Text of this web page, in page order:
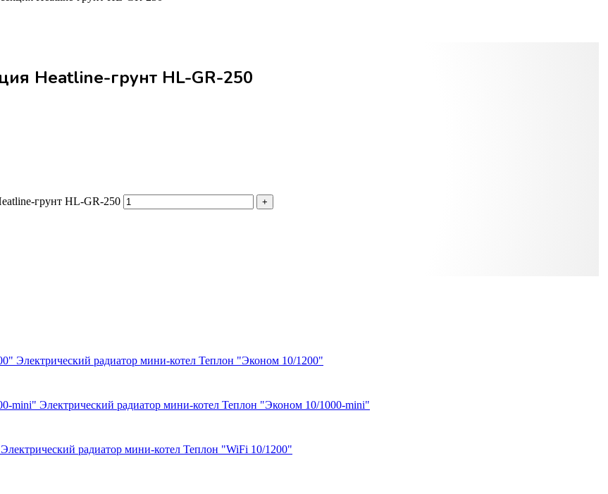
Heatline-грунт HL-GR-250
грунт HL-GR-250
Электрический радиатор мини-котел Теплон "Эконом 10/1200"
Электрический радиатор мини-котел Теплон "Эконом 10/1000-mini"
Электрический радиатор мини-котел Теплон "WiFi 10/1200"